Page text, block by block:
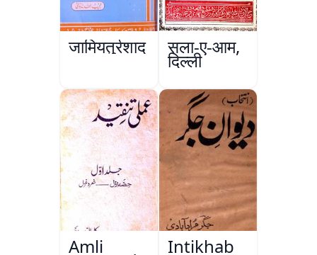
जामियतुर्रशाद सला-ए-आम,
दिल्ली
Amli Intikhab